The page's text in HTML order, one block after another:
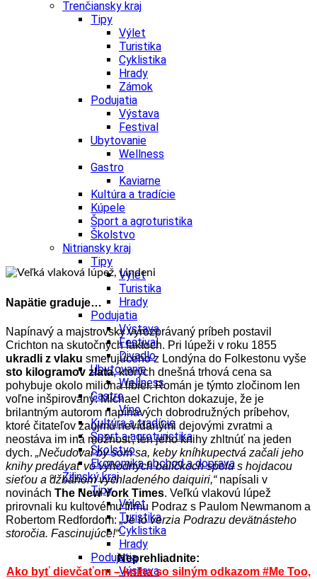
Trenčiansky kraj
Tipy
Výlet
Turistika
Cyklistika
Hrady
Zámok
Podujatia
Výstava
Festival
Ubytovanie
Wellness
Gastro
Kaviarne
Kultúra a tradície
Kúpele
Šport a agroturistika
Školstvo
Nitriansky kraj
Tipy
Výlet
Turistika
Hrady
Podujatia
Výstava
Festival
Divadlo
Ubytovanie
Wellness
Gastro
Víno
Kultúra a tradície
Šport a agroturistika
Školstvo
Ekonomika obchod a doprava
Žilinský kraj
Tipy
Výlet
Turistika
Cyklistika
Hrady
Podujatia
Výstava
Napätie graduje…
Napínavý a majstrovsky vyrozprávaný príbeh postavil
Crichton na skutočných faktoch. Pri lúpeži v roku 1855
ukradli z vlaku smerujúceho z Londýna do Folkestonu vyše
sto kilogramov zlata, ktorých dnešná trhová cena sa
pohybuje okolo milióna libier. Román je týmto zločinom len
voľne inšpirovaný. Michael Crichton dokazuje, že je
brilantným autorom napínavých dobrodružných príbehov,
ktoré čitateľov zaujmú nevídanými dejovými zvratmi a
neostáva im iná možnosť, len jeho knihy zhltnúť na jeden
dych. „Nečudoval by som sa, keby kníhkupectvá začali jeho
knihy predávať vo výhodných balíčkoch spolu s hojdacou
sieťou a džbánom vychladeného daiquiri,“napísali v
novinách The New York Times. Veľkú vlakovú lúpež
prirovnali ku kultovému filmu Podraz s Paulom Newmanom a
Robertom Redfordom:„Je to verzia Podrazu devätnásteho
storočia. Fascinujúce!“
Neprehliadnite:
Ako byť dievčaťom – kniha so silným odkazom #Me Too,